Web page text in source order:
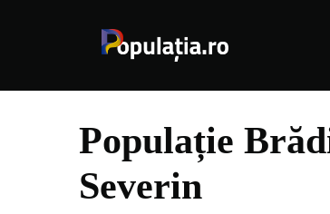
Populație
Severin